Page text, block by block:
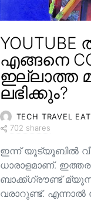
എങ്ങനെ
ഇല്ലാത്ത
ലഭിക്കും?
TECH TRAVEL EAT
702 shares
ഇന്ന് യൂട്യൂബിൽ
ധാരാളമാണ്.
ബാക്ക്ഗ്രൗണ്ട്
വരാറുണ്ട്. എന്നാൽ